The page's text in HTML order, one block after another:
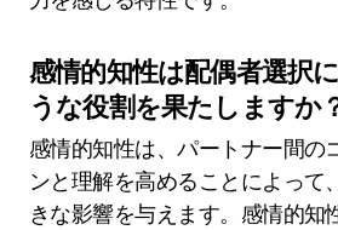
感情的知性は配偶者選択
うな役割を果たしますか
感情的知性は、パートナー間の
ンと理解を高めることによって
きな影響を与えます。感情的知